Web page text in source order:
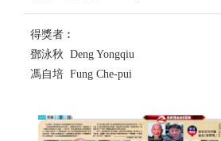
得獎者︰
鄧泳秋 Deng Yongqiu
馮自培 Fung Che-pui